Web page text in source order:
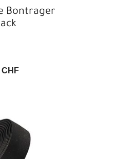
Bontrager
CHF